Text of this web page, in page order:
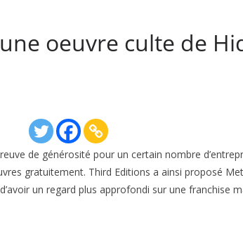
oeuvre culte de
de générosité pour un certain nombre
gratuitement. Third Editions a ainsi proposé
un regard plus approfondi sur une franchise